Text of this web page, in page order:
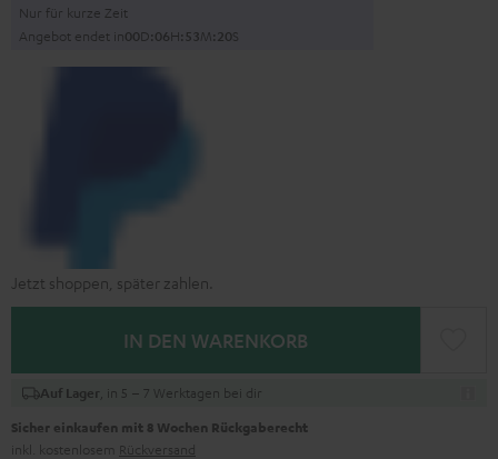
Nur für kurze Zeit
Angebot endet in00D:06H: 53M: 18S
Jetzt shoppen, später zahlen.
IN DEN WARENKORB
Auf Lager , in 5 – 7 Werktagen bei dir
Sicher einkaufen mit 8 Wochen Rückgaberecht
inkl. kostenlosem Rückversand